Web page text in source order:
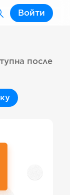
Войти
после